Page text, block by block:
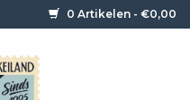
0 Artikelen - €0,00